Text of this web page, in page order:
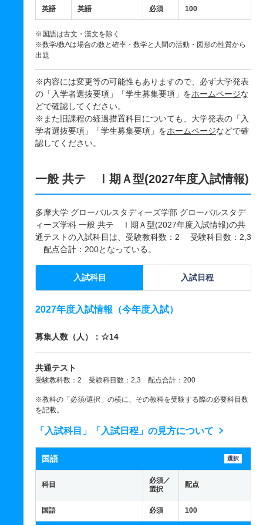
英語 英語 必須 100
※国語は古文・漢文を除く
※数学/数Aは場合の数と確率・数学と人間の活動・図形の性質から
出題
※内容には変更等の可能性もありますので、必ず大学発表
の「入学者選抜要項」「学生募集要項」をホームページな
どで確認してください。
※また旧課程の経過措置科目についても、大学発表の「入
学者選抜要項」「学生募集要項」をホームページなどで確
認してください。
一般 共テ Ⅰ期Ａ型(2027年度入試情報)
多摩大学 グローバルスタディーズ学部 グローバルスタデ
ィーズ学科 一般 共テ Ⅰ期Ａ型(2027年度入試情報)の共
通テストの入試科目は、受験教科数：2 受験科目数：2,3
配点合計：200となっている。
入試科目 入試日程
2027年度入試情報（今年度入試）
募集人数（人）：☆14
共通テスト
受験教科数：2 受験科目数：2,3 配点合計：200
※教科の「必須/選択」の横に、その教科を受験する際の必要科目数
を記載。
「入試科目」「入試日程」の見方について
国語 選択
科目
必須／
選択
配点
国語 必須 100